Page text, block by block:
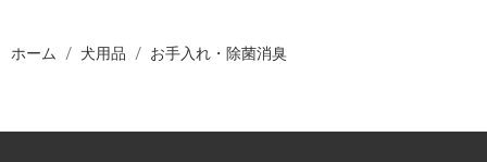
ホーム 犬用品 お手入れ・除菌消臭